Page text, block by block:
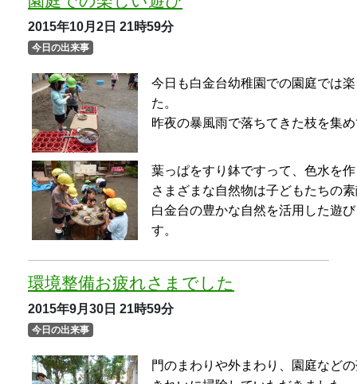
環境整備お疲れさまでした
今日の出来事
門のまわりや外まわり、園庭など
池の中や池周辺の落ち葉もお掃除
きれいな環境の中で子どもたちが
協力してくださった保護者のみな
運動会に向けて
今日の出来事